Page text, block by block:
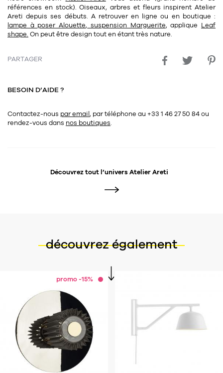
références en stock). Oiseaux, arbres et fleurs inspirent Atelier
Areti depuis ses débuts. A retrouver en ligne ou en boutique :
lampe à poser Alouette, suspension Marguerite, applique Leaf
shape. On peut être design tout en étant très nature.
PARTAGER
BESOIN D’AIDE ?
Contactez-nous par email, par téléphone au +33 1 46 27 50 84ou
rendez-vous dans nos boutiques.
Découvrez tout l’univers Atelier Areti
découvrez également
promo -15%